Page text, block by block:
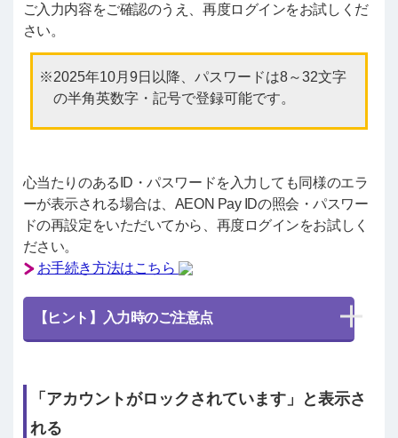
ご入力内容をご確認のうえ、再度ログインをお試しくだ
さい。
2025年10月9日以降、パスワードは8～32文字
の半角英数字・記号で登録可能です。
心当たりのあるID・パスワードを入力しても同様のエラ
ーが表示される場合は、AEON Pay IDの照会・パスワー
ドの再設定をいただいてから、再度ログインをお試しく
ださい。
お手続き方法はこちら
【ヒント】入力時のご注意点
「アカウントがロックされています」と表示さ
れる